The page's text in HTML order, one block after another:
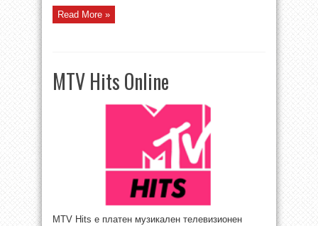
Read More »
MTV Hits Online
MTV Hits е платен музикален телевизионен